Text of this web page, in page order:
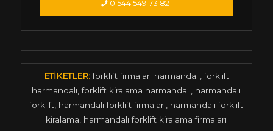
0 544 549 73 82
ETIKETLER: forklift firmaları harmandalı ,forklift
harmandalı ,forklift kiralama harmandalı harmandalı
forklift harmandalı forklift firmaları harmandalı forklift
kiralama harmandalı forklift kiralama firmaları